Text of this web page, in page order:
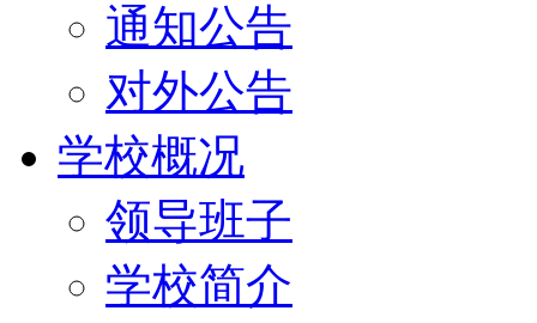
通知公告
对外公告
学校概况
领导班子
学校简介